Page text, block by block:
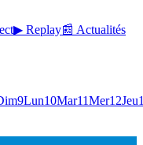
▶ Replay📰 Actualités
9Lun10Mar11Mer12Jeu